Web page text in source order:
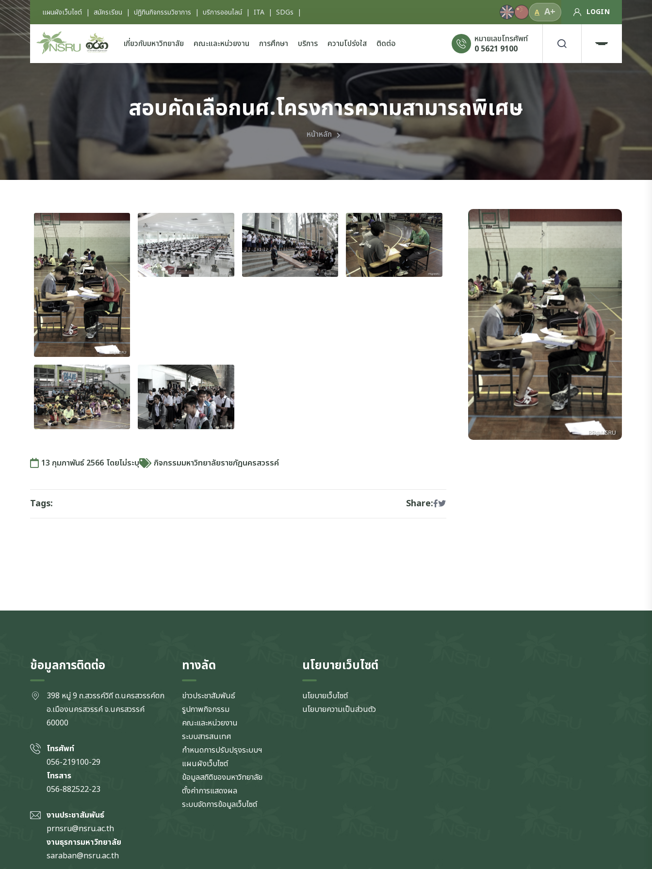
แผนผังเว็บไซต์ | สมัครเรียน | ปฏิทินกิจกรรมวิชาการ | บริการออนไลน์| ITA | SDGs | A A+ LOGIN
เกี่ยวกับมหาวิทยาลัย คณะและหน่วยงาน การศึกษา บริการ ความโปร่งใส ติดต่อ
หมายเลขโทรศัพท์
0 5621 9100
สอบคัดเลือกนศ.โครงการความสามารถพิเศษ
หน้าหลัก
13 กุมภาพันธ์ 2566 โดยไม่ระบุ กิจกรรมมหาวิทยาลัยราชภัฏนครสวรรค์
Tags: Share:
ข้อมูลการติดต่อ
398 หมู่ 9 ถ.สวรรค์วิถี ต.นครสวรรค์ตก
อ.เมืองนครสวรรค์ จ.นครสวรรค์
60000
โทรศัพท์
056-219100-29
โทรสาร
056-882522-23
งานประชาสัมพันธ์
prnsru@nsru.ac.th
งานธุรการมหาวิทยาลัย
saraban@nsru.ac.th
ทางลัด
ข่าวประชาสัมพันธ์
รูปภาพกิจกรรม
คณะและหน่วยงาน
ระบบสารสนเทศ
กำหนดการปรับปรุงระบบฯ
แผนผังเว็บไซต์
ข้อมูลสถิติของมหาวิทยาลัย
ตั้งค่าการแสดงผล
ระบบจัดการข้อมูลเว็บไซต์
นโยบายเว็บไซต์
นโยบายเว็บไซต์
นโยบายความเป็นส่วนตัว